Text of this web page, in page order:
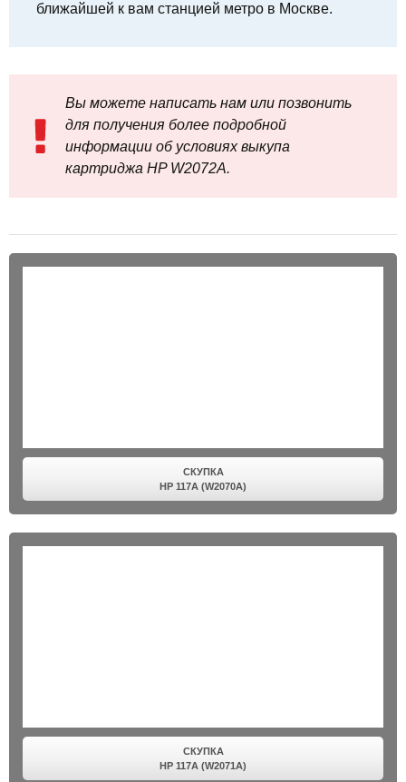
ближайшей к вам станцией метро в Москве.
Вы можете написать нам или позвонить
для получения более подробной
информации об условиях выкупа
картриджа HP W2072A.
СКУПКА
HP 117A (W2070A)
СКУПКА
HP 117A (W2071A)